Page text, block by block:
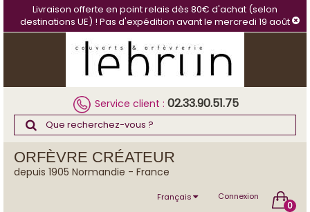
Livraison offerte en point relais dès 80€ d'achat (selon
destinations UE) ! Pas d'expédition avant le mercredi 19 août
Service client : 02.33.90.51.75
ORFÈVRE CRÉATEUR
depuis 1905 Normandie - France
0
Connexion
Français
Panneau de gestion des cookies